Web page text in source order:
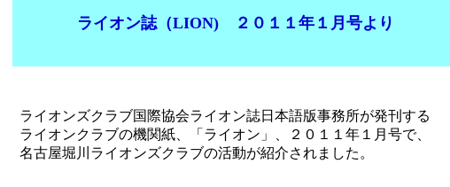
ライオン誌（LION) ２０１１年１月号より
ライオンズクラブ国際協会ライオン誌日本語版事務所が発刊する
ライオンクラブの機関紙、「ライオン」、２０１１年１月号で、
名古屋堀川ライオンズクラブの活動が紹介されました。